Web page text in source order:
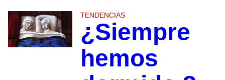
TENDENCIAS
¿Siempre
hemos